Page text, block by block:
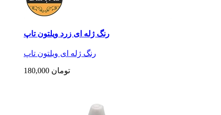
رنگ ژله ای زرد ویلتون تاپ
رنگ ژله ای ویلتون تاپ
180,000 تومان